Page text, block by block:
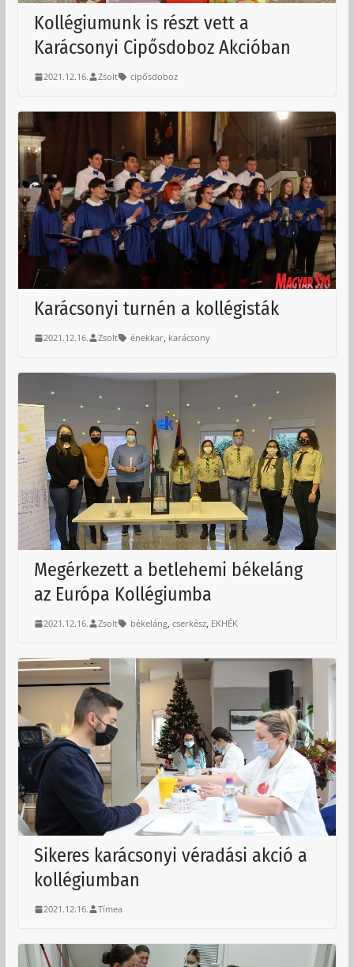
Kollégiumunk is részt vett a
Karácsonyi Cipősdoboz Akcióban
2021.12.16. Zsolt cipősdoboz
Karácsonyi turnén a kollégisták
2021.12.16. Zsolt énekkar, karácsony
Megérkezett a betlehemi békeláng
az Európa Kollégiumba
2021.12.16. Zsolt békeláng, cserkész, EKHÉK
Sikeres karácsonyi véradási akció a
kollégiumban
2021.12.16. Tímea